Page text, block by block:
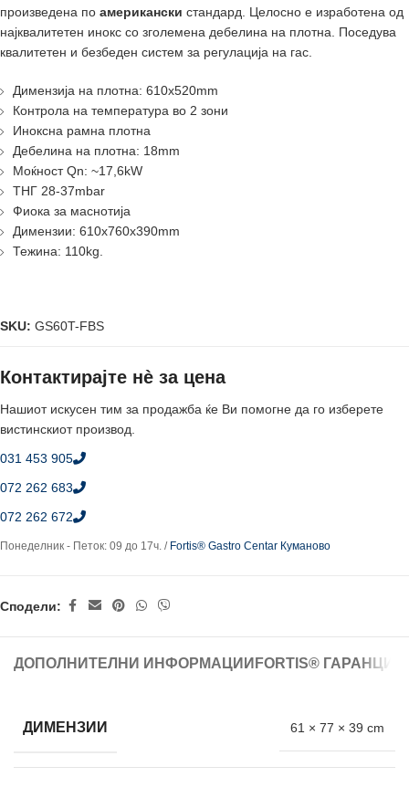
произведенa по американски стандард. Целосно е изработенa од
најквалитетен инокс со зголемена дебелина на плотна. Поседува
квалитетен и безбеден систем за регулација на гас.
Димензија на плотна: 610x520mm
Контрола на температура во 2 зони
Иноксна рамна плотна
Дебелина на плотна: 18mm
Моќност Qn: ~17,6kW
ТНГ 28-37mbar
Фиока за маснотија
Димензии: 610x760x390mm
Тежина: 110kg.
SKU: GS60T-FBS
Контактирајте нè за цена
Нашиот искусен тим за продажба ќе Ви помогне да го изберете
вистинскиот производ.
031 453 905
072 262 683
072 262 672
Понеделник - Петок: 09 до 17ч. / Fortis® Gastro Centar Куманово
Сподели:
ДОПОЛНИТЕЛНИ ИНФОРМАЦИИ FORTIS®
ДИМЕНЗИИ 61 × 77 × 39 cm